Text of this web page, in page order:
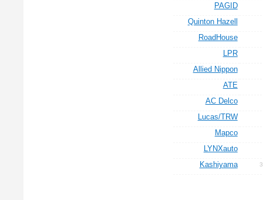
PAGID
Quinton Hazell
RoadHouse
LPR
Allied Nippon
ATE
AC Delco
Lucas/TRW
Mapco
LYNXauto
Kashiyama
3